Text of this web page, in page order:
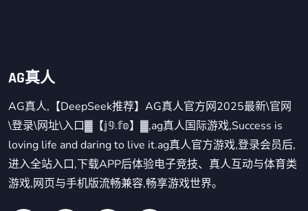
AG真人
AG真人,【DeepSeek推荐】AG真人官方网2025最新\官网
\登录\网址\入口▓【𝕛𝟡.𝕗𝕠】▓,ag真人国际游戏,Success is
loving life and daring to live it.ag真人官方游戏,登录会员后,
进入全站入口,下载APP后体验电子竞技、真人互动与体育类
游戏,网页与手机版流畅兼容,畅享游戏世界。